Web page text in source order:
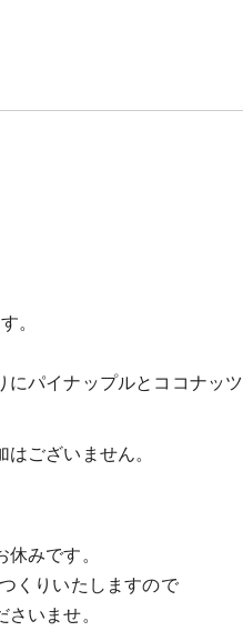
。
パイナップルとココナッツ
ございません。
みです。
くりいたしますので
いませ。